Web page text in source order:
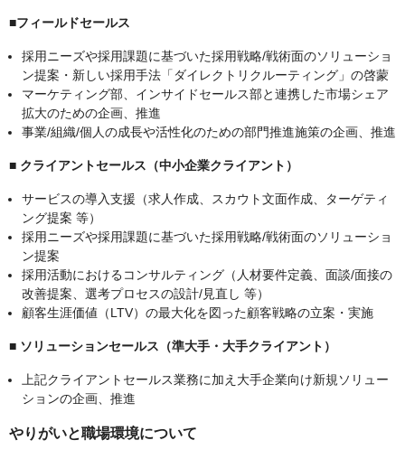
■フィールドセールス
採用ニーズや採用課題に基づいた採用戦略/戦術面のソリューショ
ン提案・新しい採用手法「ダイレクトリクルーティング」の啓蒙
マーケティング部、インサイドセールス部と連携した市場シェア
拡大のための企画、推進
事業/組織/個人の成長や活性化のための部門推進施策の企画、推進
■ クライアントセールス（中小企業クライアント）
サービスの導入支援（求人作成、スカウト文面作成、ターゲティ
ング提案 等）
採用ニーズや採用課題に基づいた採用戦略/戦術面のソリューショ
ン提案
採用活動におけるコンサルティング（人材要件定義、面談/面接の
改善提案、選考プロセスの設計/見直し 等）
顧客生涯価値（LTV）の最大化を図った顧客戦略の立案・実施
■ ソリューションセールス（準大手・大手クライアント）
上記クライアントセールス業務に加え大手企業向け新規ソリュー
ションの企画、推進
やりがいと職場環境について